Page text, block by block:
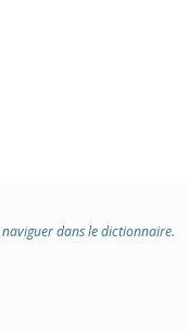
dans le dictionnaire.